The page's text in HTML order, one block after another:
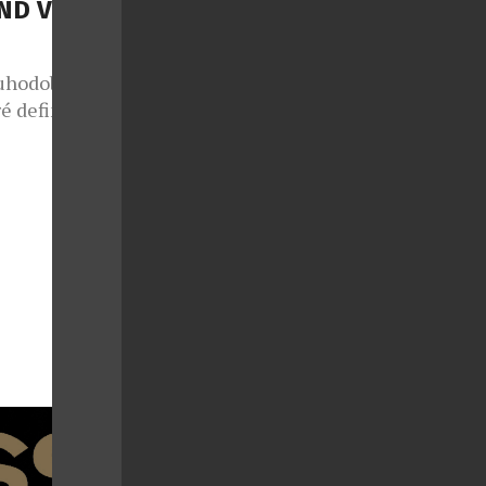
V
patří
definují
a